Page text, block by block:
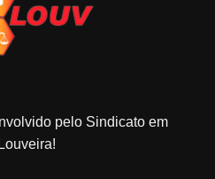
pelo Sindicato em